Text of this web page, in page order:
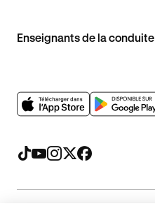
Enseignants de la conduite